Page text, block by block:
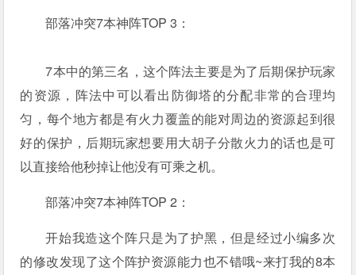
部落冲突7本神阵TOP 3：
7本中的第三名，这个阵法主要是为了后期保护玩家
的资源，阵法中可以看出防御塔的分配非常的合理均
匀，每个地方都是有火力覆盖的能对周边的资源起到很
好的保护，后期玩家想要用大胡子分散火力的话也是可
以直接给他秒掉让他没有可乘之机。
部落冲突7本神阵TOP 2：
开始我造这个阵只是为了护黑，但是经过小编多次
的修改发现了这个阵护资源能力也不错哦~来打我的8本